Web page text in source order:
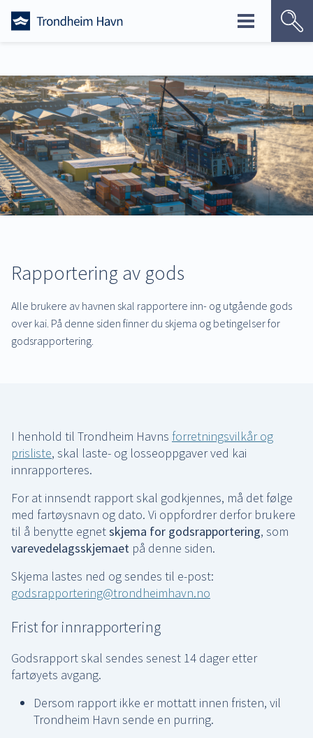
Skip
Rapportering av gods
Alle brukere av havnen skal rapportere inn- og utgående gods
over kai. På denne siden finner du skjema og betingelser for
godsrapportering.
I henhold til Trondheim Havns forretningsvilkår og
prisliste, skal laste- og losseoppgaver ved kai
innrapporteres.
For at innsendt rapport skal godkjennes, må det følge
med fartøysnavn og dato. Vi oppfordrer derfor brukere
til å benytte egnetskjema for godsrapportering, som
varevedelagsskjemaet på denne siden.
Skjema lastes ned og sendes til e-post:
godsrapportering@trondheimhavn.no
Frist for innrapportering
Godsrapport skal sendes senest 14 dager etter
fartøyets avgang.
Dersom rapport ikke er mottatt innen fristen, vil
Trondheim Havn sende en purring.